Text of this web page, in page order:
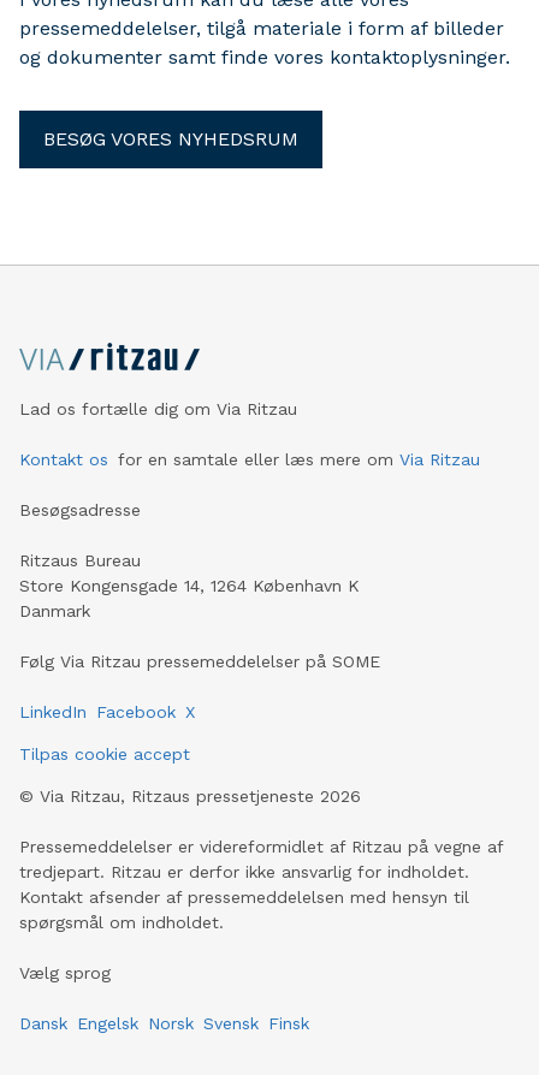
pressemeddelelser, tilgå materiale i form af billeder
og dokumenter samt finde vores kontaktoplysninger.
BESØG VORES NYHEDSRUM
Lad os fortælle dig om Via Ritzau
Kontakt os for en samtale eller læs mere om Via Ritzau
Besøgsadresse
Ritzaus Bureau
Store Kongensgade 14, 1264 København K
Danmark
Følg Via Ritzau pressemeddelelser på SOME
LinkedIn Facebook X
Tilpas cookie accept
© Via Ritzau, Ritzaus pressetjeneste 2026
Pressemeddelelser er videreformidlet af Ritzau på vegne af
tredjepart. Ritzau er derfor ikke ansvarlig for indholdet.
Kontakt afsender af pressemeddelelsen med hensyn til
spørgsmål om indholdet.
Vælg sprog
Dansk Engelsk Norsk Svensk Finsk